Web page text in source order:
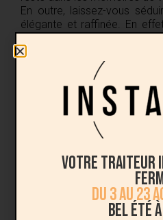
En outre, laissez-vous
élégante et raffinée. En
valeur avec soin, créant
et gourmande qui ravira
papilles. Grâce à notre
chaque détail soit pris en
événement traiteur brunch
ce, peu importe le nombre de
Votre traiteur
du 3 au 23
Bel été